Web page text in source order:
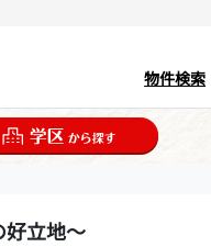
物件検索
立地～